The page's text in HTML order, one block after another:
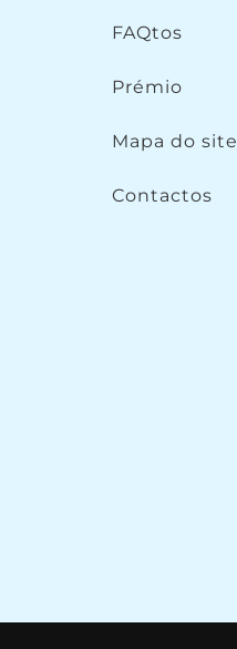
FAQtos
Prémio
Mapa do site
Contactos